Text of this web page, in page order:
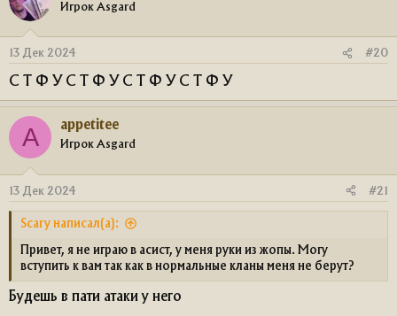
Игрок Asgard
13 Дек 2024 #20
С Т Ф У С Т Ф У С Т Ф У С Т Ф У
A appetitee
Игрок Asgard
13 Дек 2024 #21
Scary написал(а):
Привет, я не играю в асист, у меня руки из жопы. Могу
вступить к вам так как в нормальные кланы меня не берут?
Будешь в пати атаки у него